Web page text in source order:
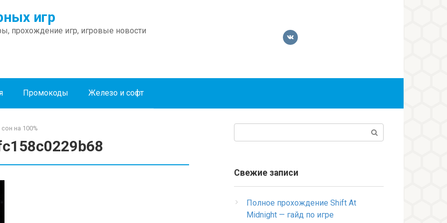
игр
прохождение игр, игровые новости
Промокоды Железо и софт
на 100%
Свежие записи
Полное прохождение Shift At
Midnight — гайд по игре